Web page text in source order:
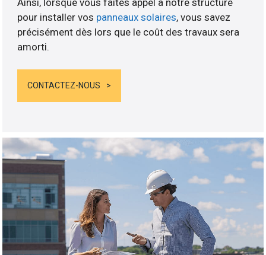
pour installer vos panneaux solaires, vous savez
précisément dès lors que le coût des travaux sera
amorti.
CONTACTEZ-NOUS